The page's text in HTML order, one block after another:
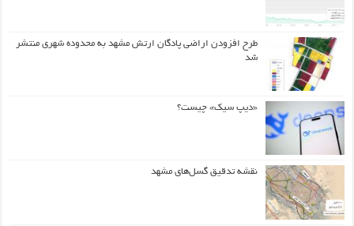
طرح افزودن اراضی پادگان ارتش مشهد به محدوده شهری منتشر
شد
«دیپ سیک» چیست؟
نقشه تدقیق گسل‌های مشهد